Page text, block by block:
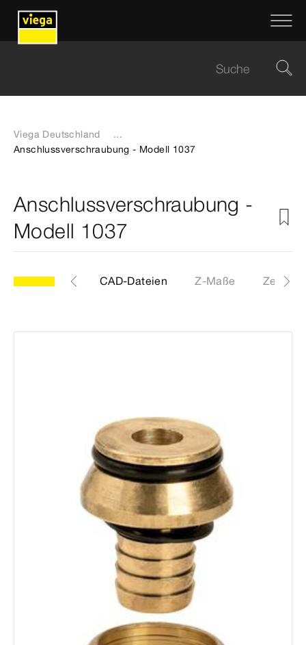
Viega Deutschland
...
Anschlussverschraubung - Modell 1037
Anschlussverschraubung -
Modell 1037
Etiketten CAD-Dateien Z-Maße